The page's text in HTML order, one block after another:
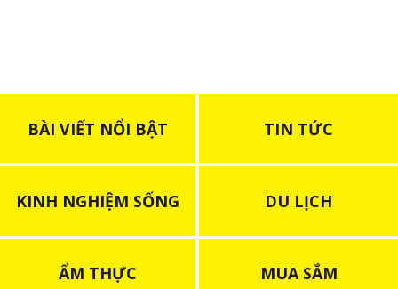
BÀI VIẾT NỔI BẬT TIN TỨC
KINH NGHIỆM SỐNG DU LỊCH
ẨM THỰC MUA SẮM